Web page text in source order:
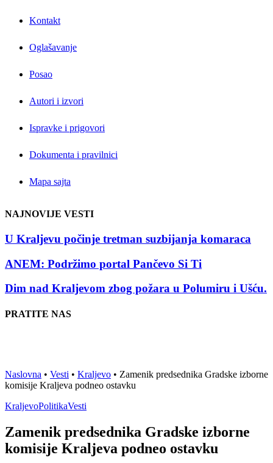
Kontakt
Oglašavanje
Posao
Autori i izvori
Ispravke i prigovori
Dokumenta i pravilnici
Mapa sajta
NAJNOVIJE VESTI
U Kraljevu počinje tretman suzbijanja komaraca
ANEM: Podržimo portal Pančevo Si Ti
Dim nad Kraljevom zbog požara u Polumiru i Ušću.
PRATITE NAS
Naslovna • Vesti • Kraljevo • Zamenik predsednika Gradske izborne
komisije Kraljeva podneo ostavku
KraljevoPolitikaVesti
Zamenik predsednika Gradske izborne
komisije Kraljeva podneo ostavku